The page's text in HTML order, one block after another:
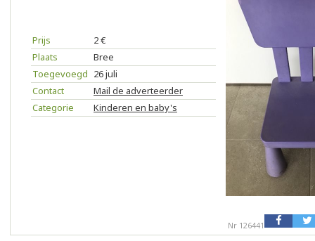
Prijs
2 €
Plaats
Bree
Toegevoegd 26 juli
Contact
Mail de adverteerder
Categorie
Kinderen en baby's
Nr 126441